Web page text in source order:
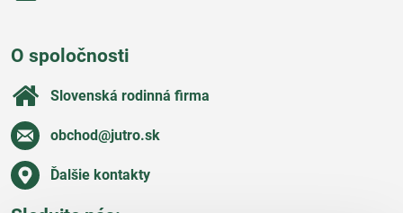
O spoločnosti
Slovenská rodinná firma
obchod​@jutro​.sk
Ďalšie kontakty